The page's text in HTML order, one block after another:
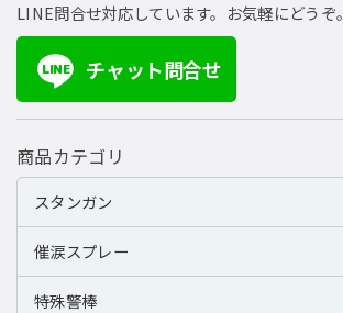
LINE問合せ対応しています。お気軽にどうぞ。
LINE チャット問合せ
商品カテゴリ
スタンガン
催涙スプレー
特殊警棒